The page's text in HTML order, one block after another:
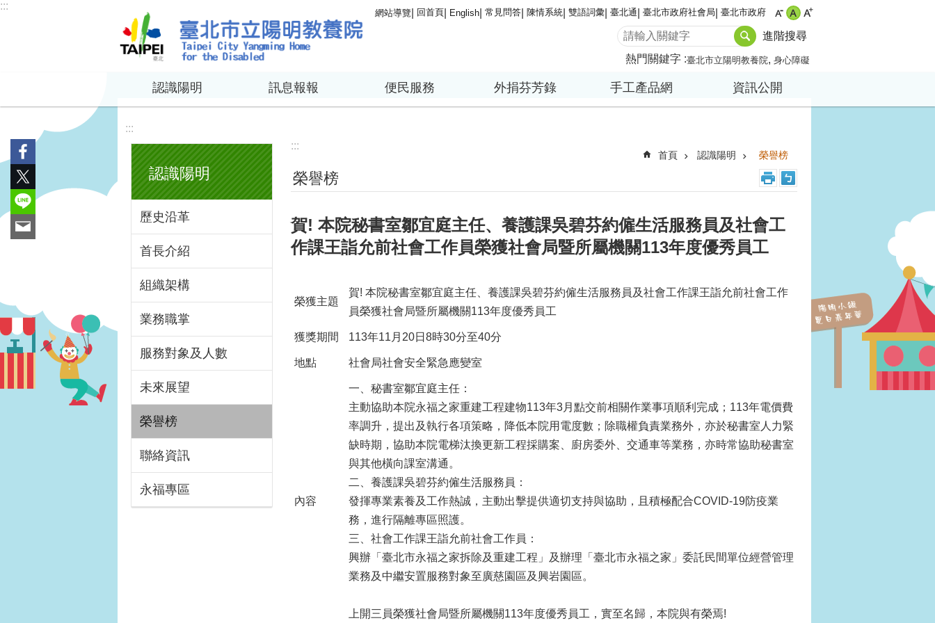
跳到主要內容區塊
:::
網站導覽 回首頁 English 常見問答 陳情系統 雙語詞彙 臺北通 臺北市政府社會局 臺北市政府
進階搜尋
熱門關鍵字 臺北市立陽明教養院 身心障礙
認識陽明 訊息報報 便民服務 外捐芬芳錄 手工產品網 資訊公開
:::
認識陽明
歷史沿革
首長介紹
組織架構
業務職掌
服務對象及人數
未來展望
榮譽榜
聯絡資訊
永福專區
:::
首頁 認識陽明 榮譽榜
榮譽榜
賀! 本院秘書室鄒宜庭主任、養護課吳碧芬約僱生活服務員及社會工
作課王詣允前社會工作員榮獲社會局暨所屬機關113年度優秀員工
榮獲主題
賀! 本院秘書室鄒宜庭主任、養護課吳碧芬約僱生活服務員及社會工作課王詣允前社會工作
員榮獲社會局暨所屬機關113年度優秀員工
獲獎期間 113年11月20日8時30分至40分
地點 社會局社會安全緊急應變室
內容
一、秘書室鄒宜庭主任：
主動協助本院永福之家重建工程建物113年3月點交前相關作業事項順利完成；113年電價費
率調升，提出及執行各項策略，降低本院用電度數；除職權負責業務外，亦於秘書室人力緊
缺時期，協助本院電梯汰換更新工程採購案、廚房委外、交通車等業務，亦時常協助秘書室
與其他橫向課室溝通。
二、養護課吳碧芬約僱生活服務員：
發揮專業素養及工作熱誠，主動出擊提供適切支持與協助，且積極配合COVID-19防疫業
務，進行隔離專區照護。
三、社會工作課王詣允前社會工作員：
興辦「臺北市永福之家拆除及重建工程」及辦理「臺北市永福之家」委託民間單位經營管理
業務及中繼安置服務對象至廣慈園區及興岩園區。
上開三員榮獲社會局暨所屬機關113年度優秀員工，實至名歸，本院與有榮焉!